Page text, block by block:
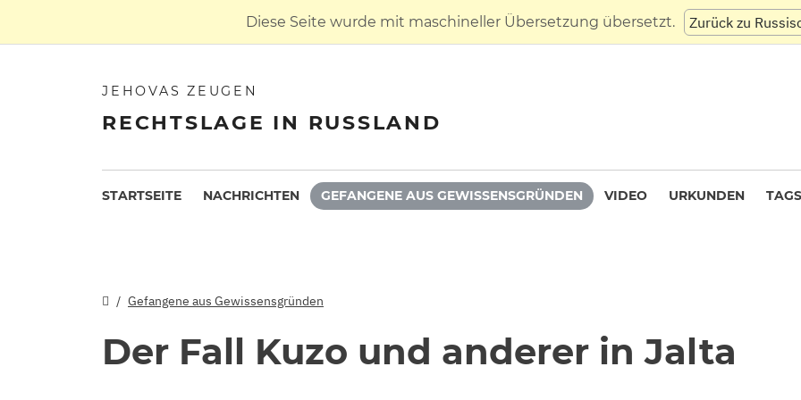
Diese Seite wurde mit maschineller Übersetzung übersetzt. Zurück zu
JEHOVAS ZEUGEN
RECHTSLAGE IN RUSSLAND
STARTSEITE NACHRICHTEN GEFANGENE AUS GEWISSENSGRÜNDEN VIDEO URKUNDEN TAGS
Gefangene aus Gewissensgründen
Der Fall Kuzo und anderer in Jalta